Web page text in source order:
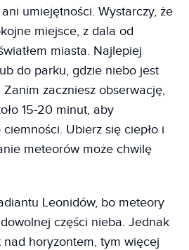
umiejętności. Wystarczy, że
miejsce, z dala od
miasta. Najlepiej
do parku, gdzie niebo jest
zaczniesz obserwację,
15-20 minut, aby
ciemności. Ubierz się ciepło i
meteorów może chwilę
Leonidów, bo meteory
części nieba. Jednak
horyzontem, tym więcej